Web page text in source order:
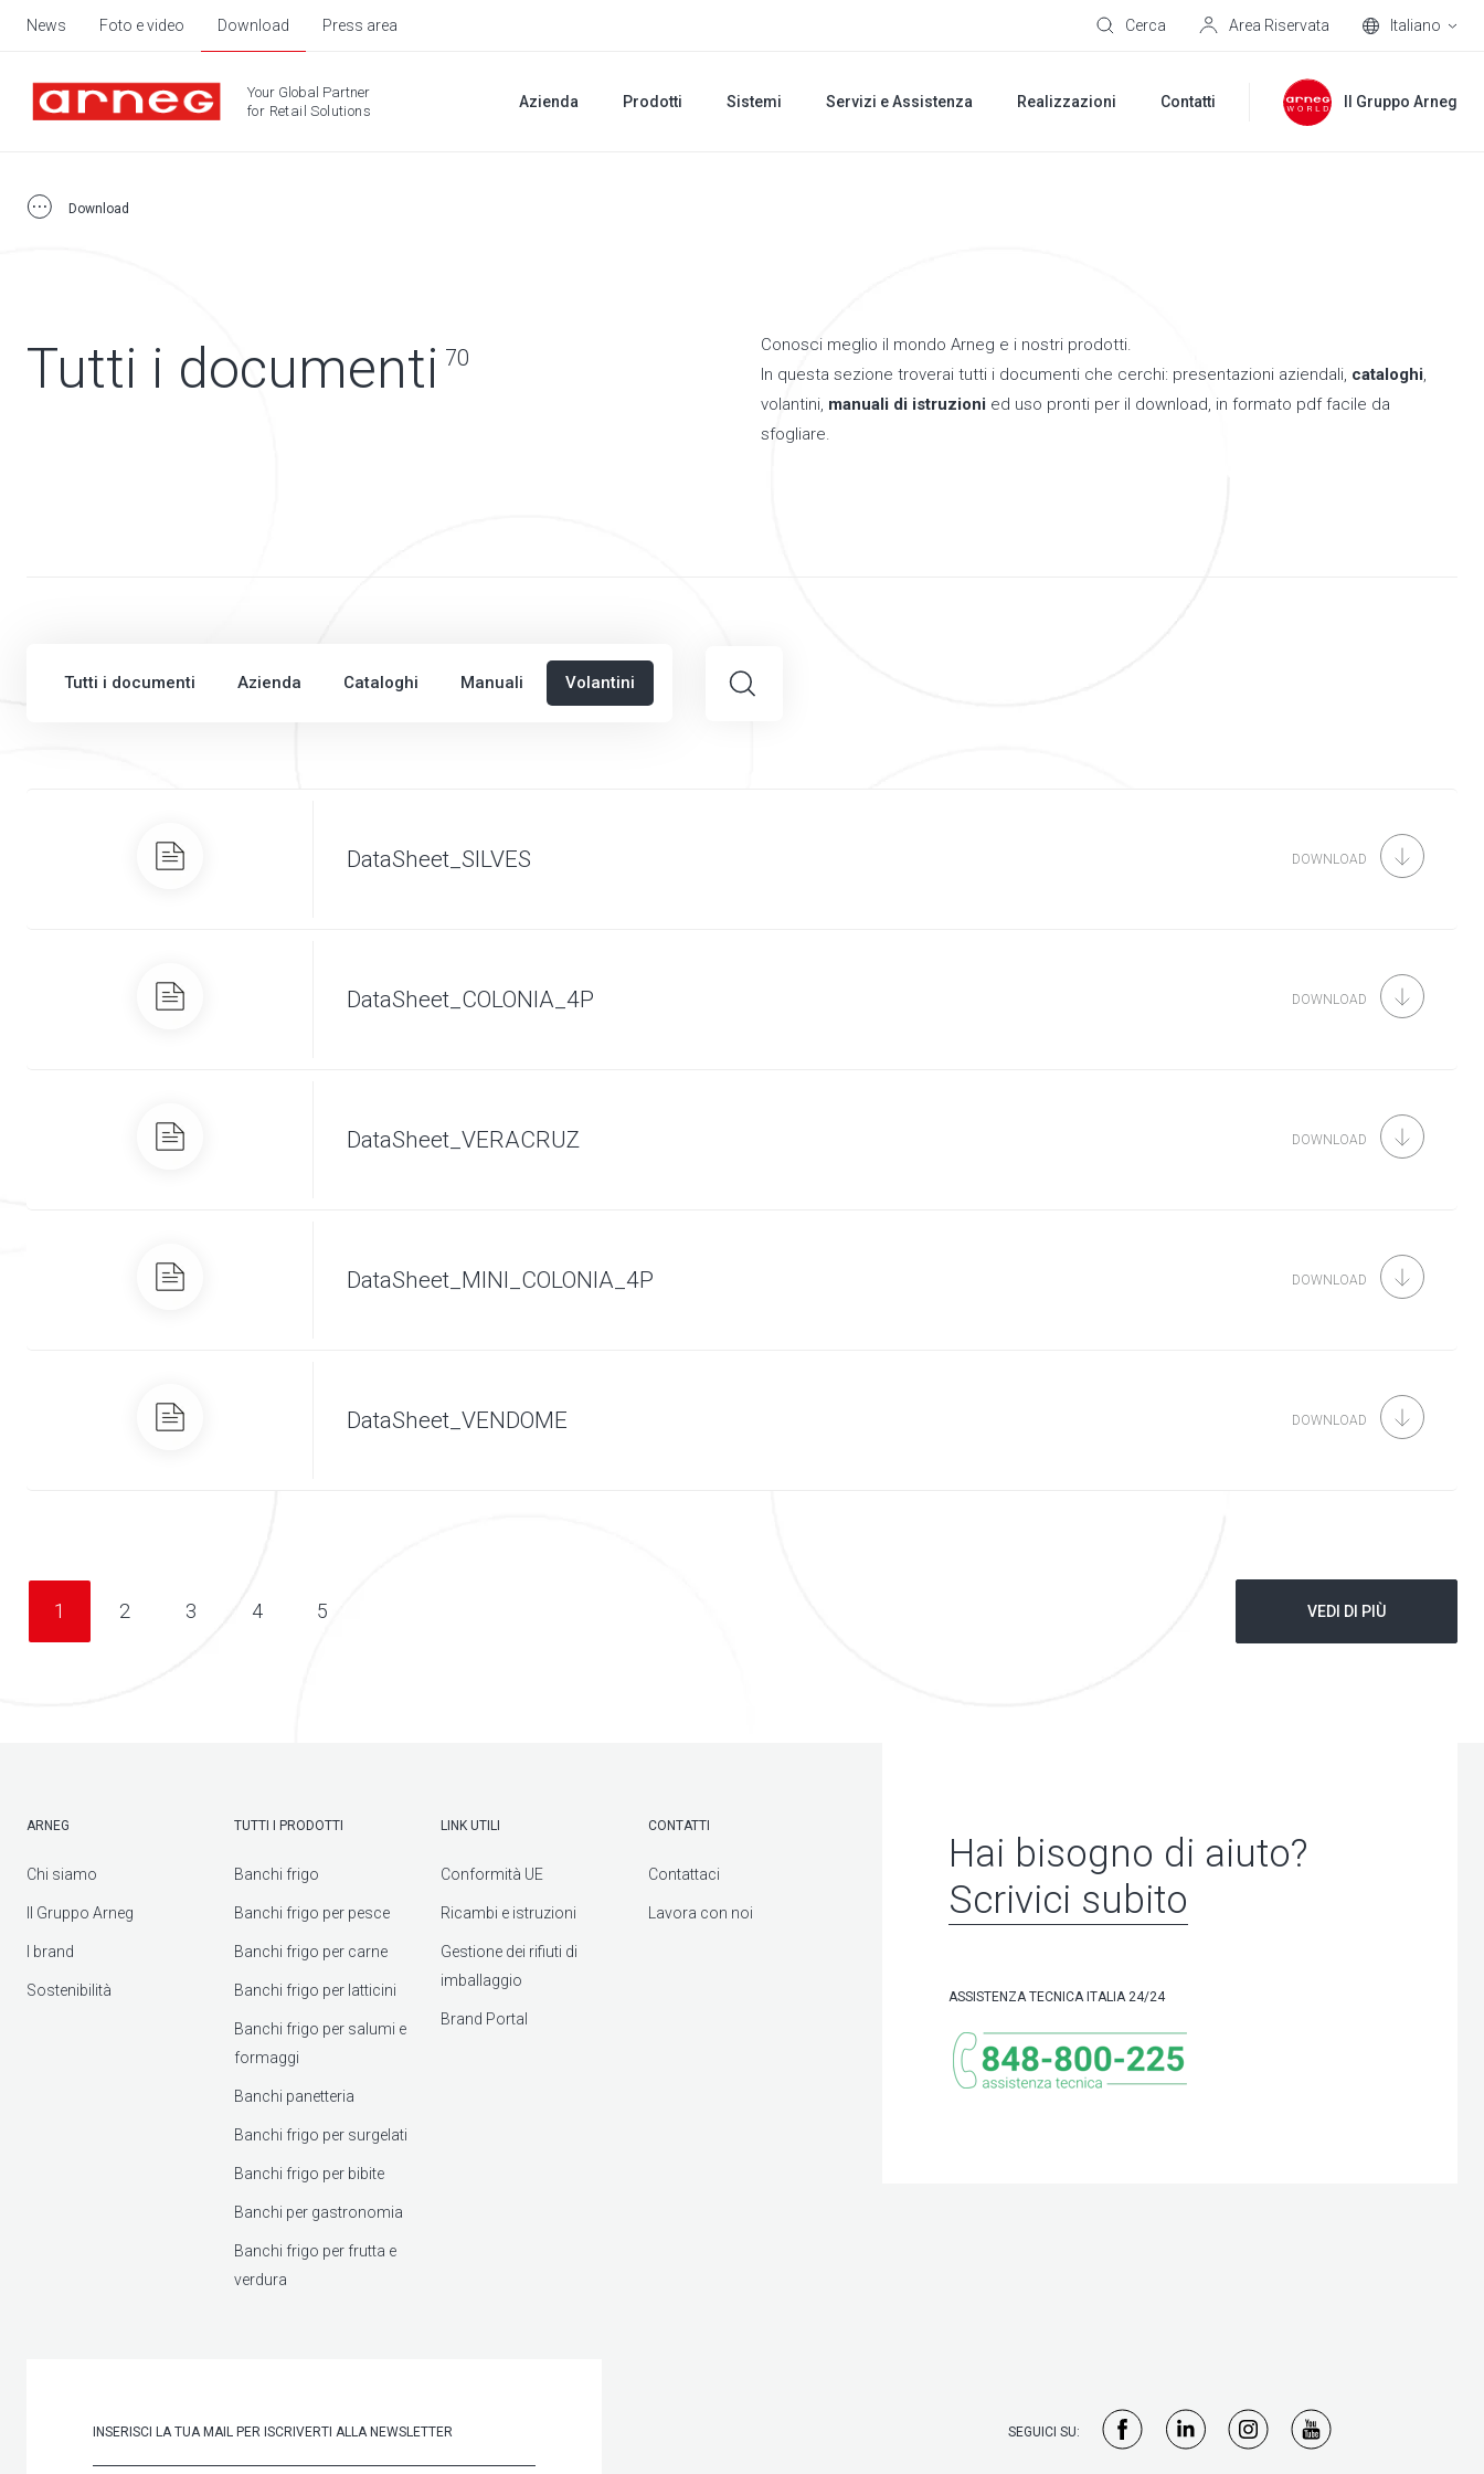
News Foto e video Download Press area Cerca Area Riservata Italiano
Your Global Partner
for Retail Solutions
Azienda Prodotti Sistemi Servizi e Assistenza Realizzazioni Contatti Il Gruppo Arneg
Download
Tutti i documenti 70
Conosci meglio il mondo Arneg e i nostri prodotti.
In questa sezione troverai tutti i documenti che cerchi: presentazioni aziendali, cataloghi,
volantini, manuali di istruzioni ed uso pronti per il download, in formato pdf facile da
sfogliare.
Tutti i documenti Azienda Cataloghi Manuali Volantini
DataSheet_SILVES DOWNLOAD
DataSheet_COLONIA_4P DOWNLOAD
DataSheet_VERACRUZ DOWNLOAD
DataSheet_MINI_COLONIA_4P DOWNLOAD
DataSheet_VENDOME DOWNLOAD
1 2 3 4 5 VEDI DI PIÙ
ARNEG
Chi siamo
Il Gruppo Arneg
I brand
Sostenibilità
TUTTI I PRODOTTI
Banchi frigo
Banchi frigo per pesce
Banchi frigo per carne
Banchi frigo per latticini
Banchi frigo per salumi e
formaggi
Banchi panetteria
Banchi frigo per surgelati
Banchi frigo per bibite
Banchi per gastronomia
Banchi frigo per frutta e
verdura
LINK UTILI
Conformità UE
Ricambi e istruzioni
Gestione dei rifiuti di
imballaggio
Brand Portal
CONTATTI
Contattaci
Lavora con noi
Hai bisogno di aiuto?
Scrivici subito
ASSISTENZA TECNICA ITALIA 24/24
SEGUICI SU: